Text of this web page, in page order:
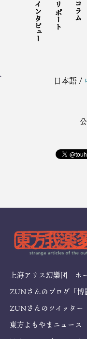
インタビュー リポート コラム
日本語/
上海アリス幻樂団 ホ
ZUNさんのブログ「博
ZUNさんのツイッター
東方よもやまニュース